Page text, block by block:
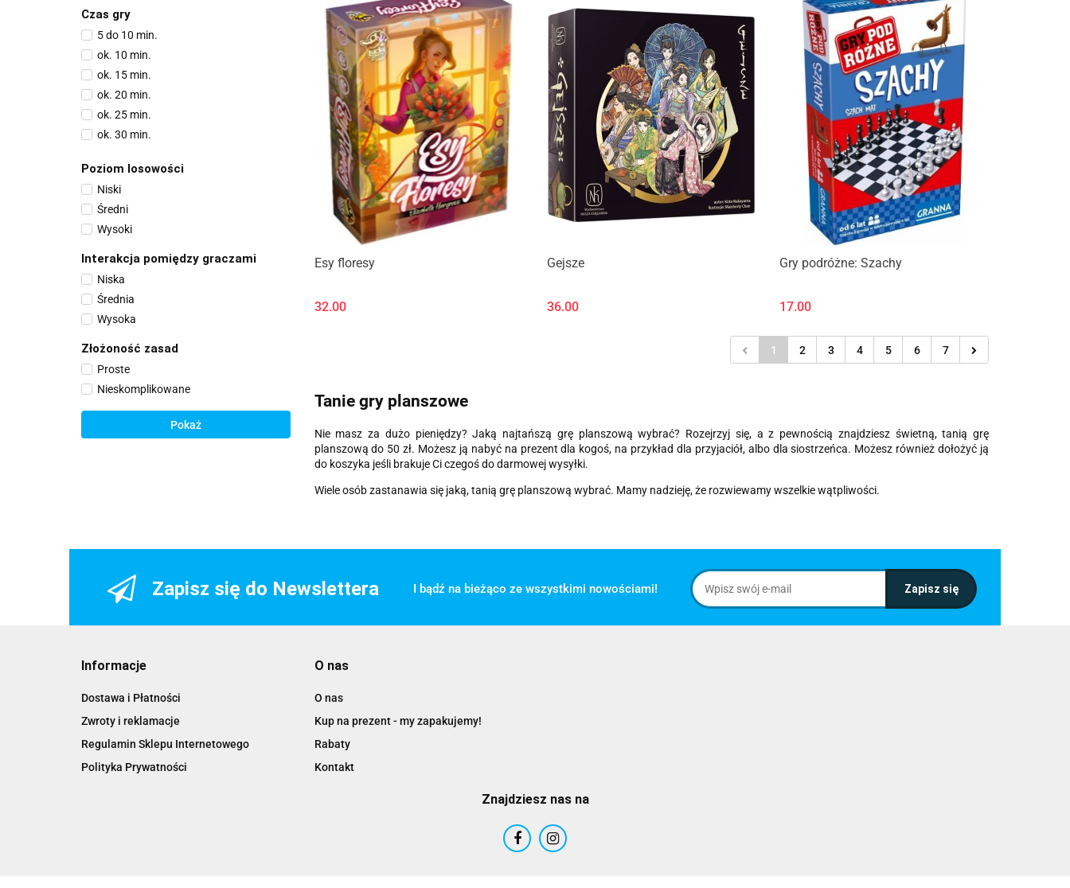
3 - 6
od 12 lat
od 14 lat
od 18 lat
Czas gry
5 do 10 min.
ok. 10 min.
ok. 15 min.
ok. 20 min.
ok. 25 min.
ok. 30 min.
ok. 60 min.
30 do 60 min.
Poziom losowości
Niski
Średni
Wysoki
Interakcja pomiędzy graczami
Niska
Średnia
Wysoka
Złożoność zasad
Proste
Nieskomplikowane
Pokaż
Esy floresy
32.00
Gejsze
36.00
Gry podróżne: Szachy
17.00
1 2 3 4 5 6 7
Tanie gry planszowe
Nie masz za dużo pieniędzy? Jaką najtańszą grę planszową wybrać? Rozejrzyj się, a z pewnością znajdziesz świetną, tanią grę
planszową do 50 zł. Możesz ją nabyć na prezent dla kogoś, na przykład dla przyjaciół, albo dla siostrzeńca. Możesz również dołożyć ją
do koszyka jeśli brakuje Ci czegoś do darmowej wysyłki.
Wiele osób zastanawia się jaką, tanią grę planszową wybrać. Mamy nadzieję, że rozwiewamy wszelkie wątpliwości.
Zapisz się do Newslettera I bądź na bieżąco ze wszystkimi nowościami!
Informacje
Dostawa i Płatności
Zwroty i reklamacje
Regulamin Sklepu Internetowego
Polityka Prywatności
O nas
O nas
Kup na prezent - my zapakujemy!
Rabaty
Kontakt
Znajdziesz nas na